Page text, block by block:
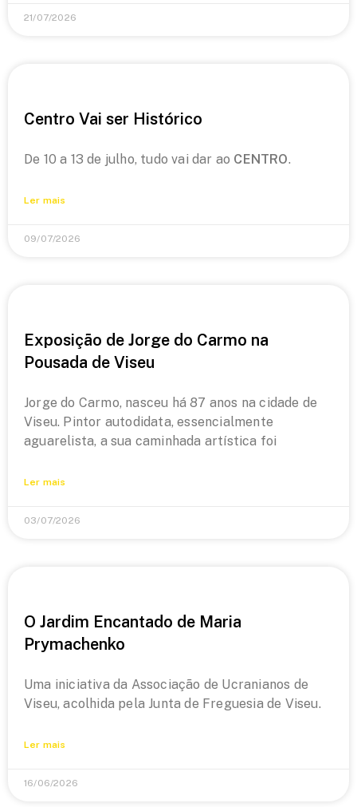
21/07/2026
Centro Vai ser Histórico
De 10 a 13 de julho, tudo vai dar ao CENTRO.
Ler mais
09/07/2026
Exposição de Jorge do Carmo na
Pousada de Viseu
Jorge do Carmo, nasceu há 87 anos na cidade de
Viseu. Pintor autodidata, essencialmente
aguarelista, a sua caminhada artística foi
Ler mais
03/07/2026
O Jardim Encantado de Maria
Prymachenko
Uma iniciativa da Associação de Ucranianos de
Viseu, acolhida pela Junta de Freguesia de Viseu.
Ler mais
16/06/2026